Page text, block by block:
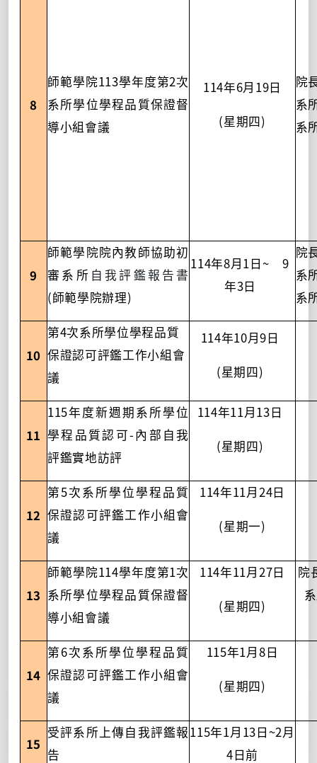
8
師範學院113學年度第2次
系所學位學程品質保證督
導小組會議
114年6月 19 日
(星期四 )
院
系
系
9
師範學院院內教師協助初
審系所 自我評鑑報告書
(師範學院辦理)
114年8月 1 日 ~ 9
年3 日
院
系
系
10
第4次系所學位學程品質
保證認可評鑑工作小組會
議
114年10月9 日
(星期四 )
11
115年度新週期系所學位
學程品質認可- 內部自我
評鑑實地訪評
114年11 月 13 日
(星期四 )
12
第5次系所學位學程品質
保證認可評鑑工作小組會
議
114年11 月 24 日
(星期一)
13
師範學院114學年度第1次
系所學位學程品質保證督
導小組會議
114年11 月 27 日
(星期四 )
院
14
第 6次系所學位學程品質
保證認可評鑑工作小組會
議
115年1 月 8 日
(星期四 )
15
受評系所上傳自我評鑑報
告
115年1 月 13 日 ~2月
4 日前